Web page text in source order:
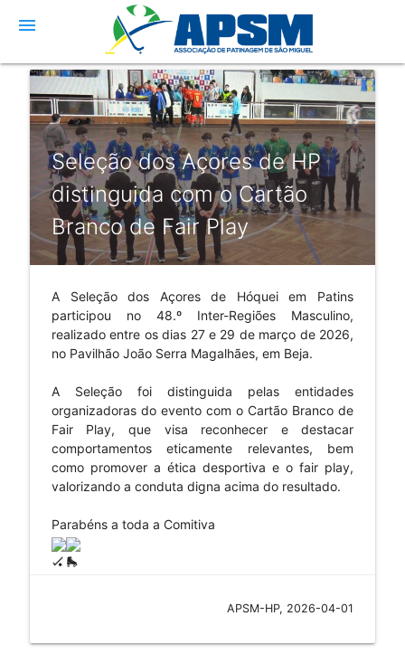
menu
Seleção dos Açores de HP
distinguida com o Cartão
Branco de Fair Play
A Seleção dos Açores de Hóquei em Patins
participou no 48.º Inter-Regiões Masculino,
realizado entre os dias 27 e 29 de março de 2026,
no Pavilhão João Serra Magalhães, em Beja.
A Seleção foi distinguida pelas entidades
organizadoras do evento com o Cartão Branco de
Fair Play, que visa reconhecer e destacar
comportamentos eticamente relevantes, bem
como promover a ética desportiva e o fair play,
valorizando a conduta digna acima do resultado.
Parabéns a toda a Comitiva
APSM-HP, 2026-04-01